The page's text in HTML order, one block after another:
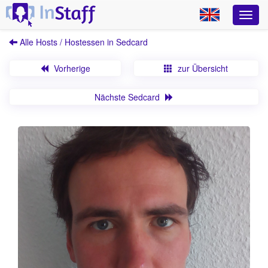
Alle Hosts / Hostessen in Sedcard
Vorherige zur Übersicht
Nächste Sedcard